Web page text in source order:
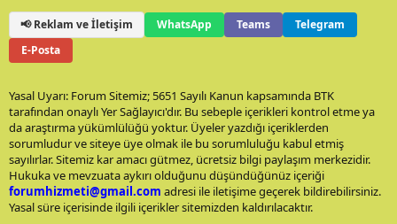
📢 Reklam ve İletişim WhatsApp Teams
Telegram
E-Posta
Yasal Uyarı: Forum Sitemiz; 5651 Sayılı Kanun kapsamında BTK
tarafından onaylı Yer Sağlayıcı'dır. Bu sebeple içerikleri kontrol etme ya
da araştırma yükümlülüğü yoktur. Üyeler yazdığı içeriklerden
sorumludur ve siteye üye olmak ile bu sorumluluğu kabul etmiş
sayılırlar. Sitemiz kar amacı gütmez, ücretsiz bilgi paylaşım merkezidir.
Hukuka ve mevzuata aykırı olduğunu düşündüğünüz içeriği
forumhizmeti@gmail.com adresi ile iletişime geçerek bildirebilirsiniz.
Yasal süre içerisinde ilgili içerikler sitemizden kaldırılacaktır.